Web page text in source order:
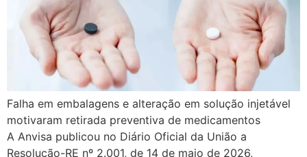
Falha em embalagens e alteração em solução injetável
motivaram retirada preventiva de medicamentos
A Anvisa publicou no Diário Oficial da União a
Resolução-RE nº 2.001, de 14 de maio de 2026,